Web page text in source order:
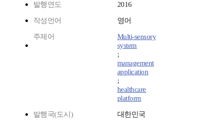
발행연도 2016
작성언어 영어
주제어
Multi-sensory
system
;
management
application
;
healthcare
platform
발행국(도시) 대한민국